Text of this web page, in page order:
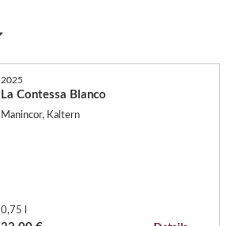
2025
La Contessa Blanco
Manincor, Kaltern
0,75 l